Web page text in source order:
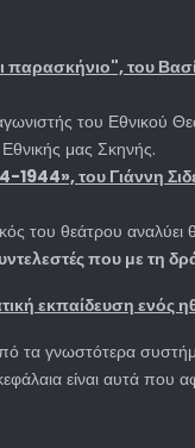
παρασκήνιο", του
του Εθνικού
μας Σκηνής.
1944», του Γιάννη
του θεάτρου αναλύει
που με τη
εκπαίδευση ενός
τα γνωστότερα
είναι αυτά